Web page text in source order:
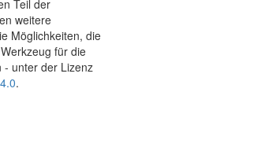
Teil der
weitere
Möglichkeiten, die
für die
- unter der Lizenz
.